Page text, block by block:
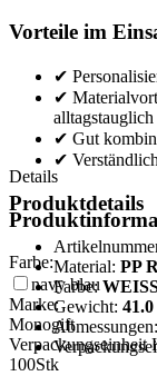
Vorteile im
✔
✔
alltagstauglich
✔ Gut
✔
Produktdetails
Material: PP
Farbe:
Gewicht: 41.0
Abmessungen:
Details
Farbe:
navy blau
Marke:
Monogift
Verpackungseinheit
100Stk